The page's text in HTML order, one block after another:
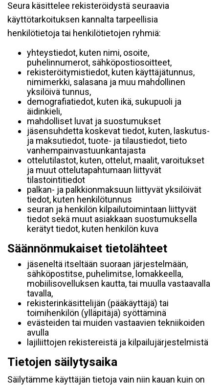
Seura käsittelee rekisteröidystä seuraavia
käyttötarkoituksen kannalta tarpeellisia
henkilötietoja tai henkilötietojen ryhmiä:
yhteystiedot, kuten nimi, osoite,
puhelinnumerot, sähköpostiosoitteet,
rekisteröitymistiedot, kuten käyttäjätunnus,
nimimerkki, salasana ja muu mahdollinen
yksilöivä tunnus,
demografiatiedot, kuten ikä, sukupuoli ja
äidinkieli,
mahdolliset luvat ja suostumukset
jäsensuhdetta koskevat tiedot, kuten, laskutus-
ja maksutiedot, tuote- ja tilaustiedot, tieto
vanhempainvastuunkantajasta
ottelutilastot, kuten, ottelut, maalit, varoitukset
ja muut ottelutapahtumaan liittyvät
tilastointitiedot
palkan- ja palkkionmaksuun liittyvät yksilöivät
tiedot, kuten henkilötunnus
seuran ja henkilön kilpailutoimintaan liittyvät
tiedot sekä muut asiakkaan suostumuksella
kerätyt tiedot, kuten henkilön kuva
Säännönmukaiset tietolähteet
jäseneltä itseltään suoraan järjestelmään,
sähköpostitse, puhelimitse, lomakkeella,
mobiilisovelluksen kautta, tai muulla vastaavalla
tavalla,
rekisterinkäsittelijän (pääkäyttäjä) tai
toimihenkilön (ylläpitäjä) syöttäminä
evästeiden tai muiden vastaavien tekniikoiden
avulla
lajiliittojen rekistereistä ja kilpailujärjestelmistä
Tietojen säilytysaika
Säilytämme käyttäjän tietoja vain niin kauan kuin on